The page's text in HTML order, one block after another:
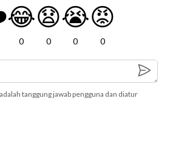
😂
0
😧
0
😭
0
😡
0
tanggung jawab pengguna dan diatur